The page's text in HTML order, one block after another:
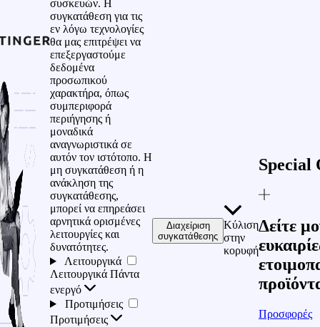
συσκευών. Η
συγκατάθεση για τις
εν λόγω τεχνολογίες
θα μας επιτρέψει να
επεξεργαστούμε
δεδομένα
προσωπικού
χαρακτήρα, όπως
συμπεριφορά
περιήγησης ή
μοναδικά
αναγνωριστικά σε
αυτόν τον ιστότοπο. Η
μη συγκατάθεση ή η
ανάκληση της
συγκατάθεσης,
μπορεί να επηρεάσει
αρνητικά ορισμένες
λειτουργίες και
δυνατότητες.
Λειτουργικά
Λειτουργικά Πάντα
ενεργό
Προτιμήσεις
Προτιμήσεις
Διαχείριση
συγκατάθεσης
Κύλιση
στην
κορυφή
Special
Δείτε
Προσφορές